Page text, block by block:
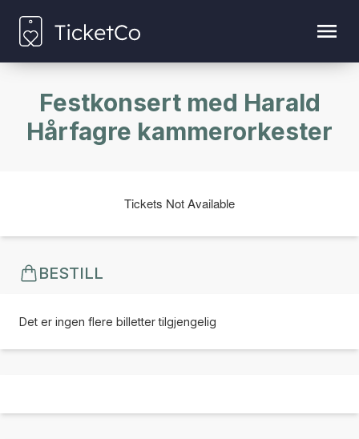
Festkonsert med Harald
Hårfagre kammerorkester
Tickets Not Available
BESTILL
Det er ingen flere billetter tilgjengelig